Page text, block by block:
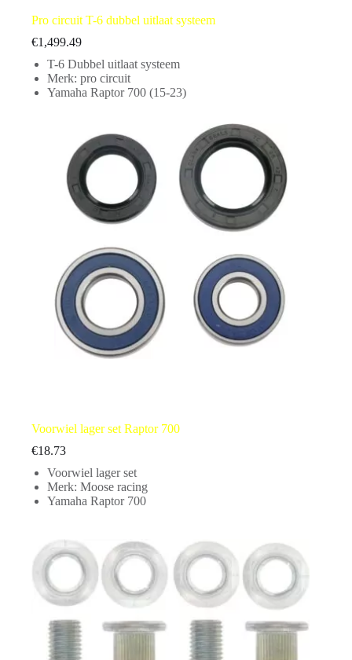
Pro circuit T-6 dubbel uitlaat systeem
€1,499.49
T-6 Dubbel uitlaat systeem
Merk: pro circuit
Yamaha Raptor 700 (15-23)
Voorwiel lager set Raptor 700
€18.73
Voorwiel lager set
Merk: Moose racing
Yamaha Raptor 700